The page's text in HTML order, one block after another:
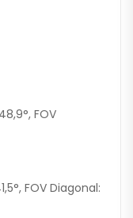
FOV
FOV Diagonal: